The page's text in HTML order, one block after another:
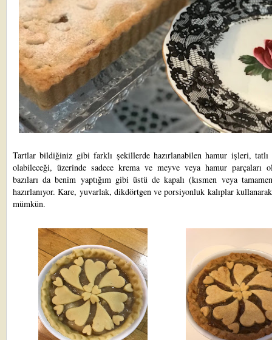
Tartlar bildiğiniz gibi farklı şekillerde hazırlanabilen hamur işleri,
olabileceği, üzerinde sadece krema ve meyve veya hamur parçaları
bazıları da benim yaptığım gibi üstü de kapalı (kısmen veya
hazırlanıyor. Kare, yuvarlak, dikdörtgen ve porsiyonluk kalıplar
mümkün.